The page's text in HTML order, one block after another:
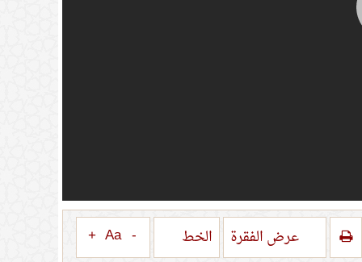
عرض الفقرة الخط -
Aa
+